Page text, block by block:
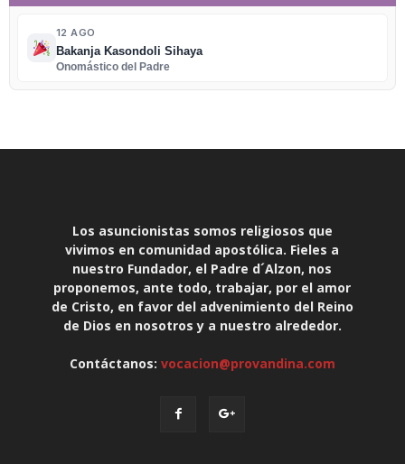
12 AGO
Bakanja Kasondoli Sihaya
Onomástico del Padre
Los asuncionistas somos religiosos que
vivimos en comunidad apostólica. Fieles a
nuestro Fundador, el Padre d´Alzon, nos
proponemos, ante todo, trabajar, por el amor
de Cristo, en favor del advenimiento del Reino
de Dios en nosotros y a nuestro alrededor.
Contáctanos: vocacion@provandina.com